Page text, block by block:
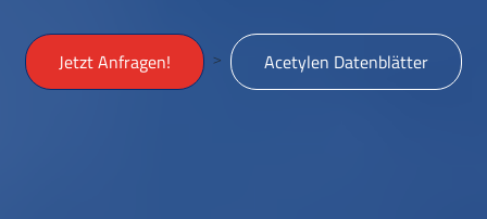
Jetzt Anfragen! > Acetylen Datenblätter